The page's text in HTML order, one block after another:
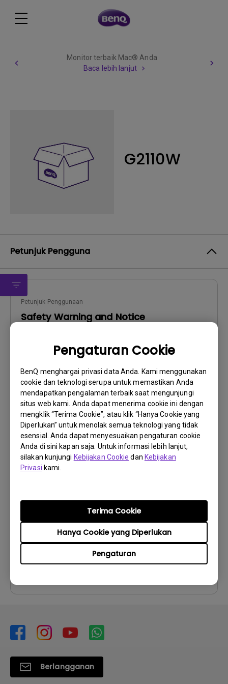
Pengaturan Cookie
BenQ menghargai privasi data Anda. Kami menggunakan
cookie dan teknologi serupa untuk memastikan Anda
mendapatkan pengalaman terbaik saat mengunjungi
situs web kami. Anda dapat menerima cookie ini dengan
mengklik “Terima Cookie”, atau klik “Hanya Cookie yang
Diperlukan” untuk menolak semua teknologi yang tidak
esensial. Anda dapat menyesuaikan pengaturan cookie
Anda di sini kapan saja. Untuk informasi lebih lanjut,
silakan kunjungi Kebijakan Cookie dan Kebijakan
Privasi kami.
Pengaturan
Hanya Cookie yang Diperlukan
Terima Cookie
Monitor terbaik Mac® Anda
Baca lebih lanjut
G2110W
Petunjuk Pengguna
Petunjuk Penggunaan
Safety Warning and Notice
English
Versi:
Pratinjau
Petunjuk Penggunaan
Perbarui:2009/05/25
Versi:
Pratinjau
Berlangganan